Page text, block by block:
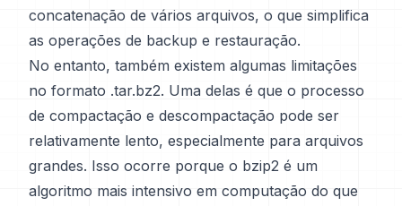
concatenação de vários arquivos, o que simplifica
as operações de backup e restauração.
No entanto, também existem algumas limitações
no formato .tar.bz2. Uma delas é que o processo
de compactação e descompactação pode ser
relativamente lento, especialmente para arquivos
grandes. Isso ocorre porque o bzip2 é um
algoritmo mais intensivo em computação do que